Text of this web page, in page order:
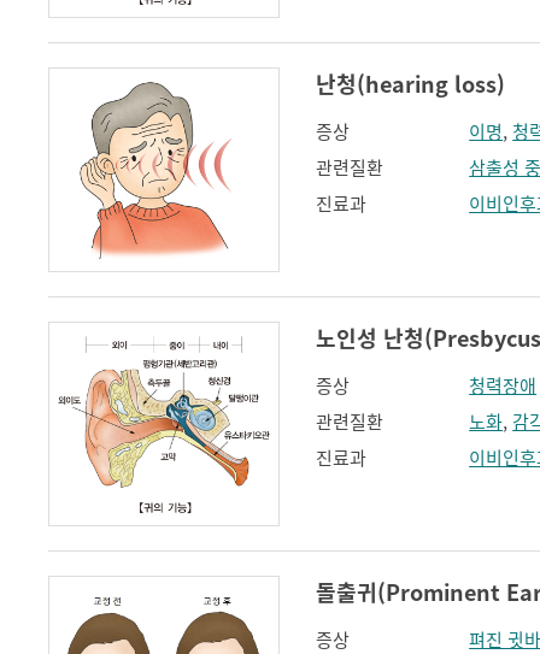
난청(hearing loss)
증상 이명, 청
관련질환
삼출성
진료과
이비인
노인성 난청
증상
청력장애
관련질환
노화, 감
진료과
이비인
돌출귀(Prominent
증상
펴진 귓